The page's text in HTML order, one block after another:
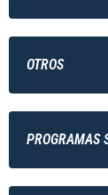
OTROS
PROGRAMAS